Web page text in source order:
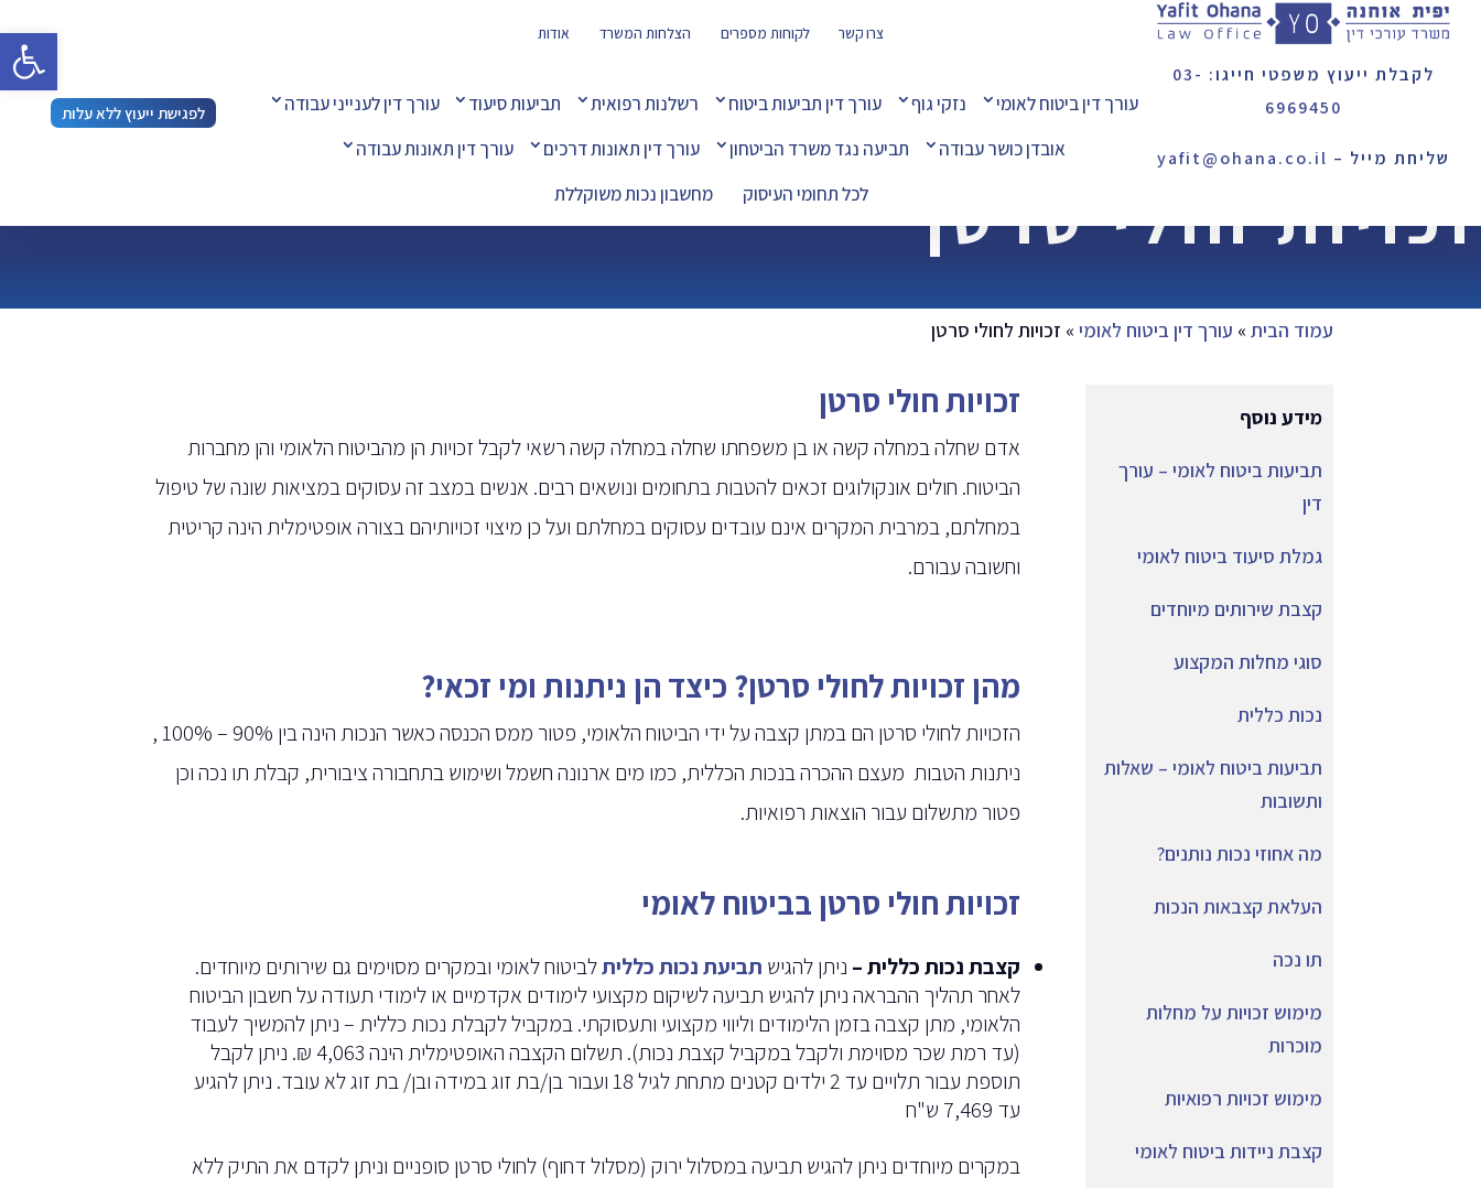
לפגישת ייעוץ ללא עלות
צרו קשר לקוחות מספרים הצלחות המשרד אודות
עורך דין ביטוח לאומי נזקי גוף עורך דין תביעות ביטוח רשלנות רפואית תביעות סיעוד
עורך דין לענייני עבודה
אובדן כושר עבודה
תביעה נגד משרד הביטחון עורך דין תאונות דרכים
עורך דין תאונות עבודה
לכל תחומי העיסוק
מחשבון נכות משוקללת
לקבלת ייעוץ משפטי חייגו: 03-
6969450
שליחת מייל – yafit@ohana.co.il
זכויות חולי סרטן
עמוד הבית » עורך דין ביטוח לאומי » זכויות לחולי סרטן
זכויות חולי סרטן
אדם שחלה במחלה קשה או בן משפחתו שחלה במחלה קשה רשאי לקבל זכויות הן מהביטוח הלאומי והן מחברות
הביטוח. חולים אונקולוגים זכאים להטבות בתחומים ונושאים רבים. אנשים במצב זה עסוקים במציאות שונה של טיפול
במחלתם, במרבית המקרים אינם עובדים עסוקים במחלתם ועל כן מיצוי זכויותיהם בצורה אופטימלית הינה קריטית
וחשובה עבורם.
מהן זכויות לחולי סרטן? כיצד הן ניתנות ומי זכאי?
הזכויות לחולי סרטן הם במתן קצבה על ידי הביטוח הלאומי, פטור ממס הכנסה כאשר הנכות הינה בין 90% – 100% ,
ניתנות הטבות מעצם ההכרה בנכות הכללית, כמו מים ארנונה חשמל ושימוש בתחבורה ציבורית, קבלת תו נכה וכן
פטור מתשלום עבור הוצאות רפואיות.
זכויות חולי סרטן בביטוח לאומי
קצבת נכות כללית – ניתן להגיש תביעת נכות כלליתלביטוח לאומי ובמקרים מסוימים גם שירותים מיוחדים.
לאחר תהליך ההבראה ניתן להגיש תביעה לשיקום מקצועי לימודים אקדמיים או לימודי תעודה על חשבון הביטוח
הלאומי, מתן קצבה בזמן הלימודים וליווי מקצועי ותעסוקתי. במקביל לקבלת נכות כללית – ניתן להמשיך לעבוד
(עד רמת שכר מסוימת ולקבל במקביל קצבת נכות). תשלום הקצבה האופטימלית הינה 4,063 ₪. ניתן לקבל
תוספת עבור תלויים עד 2 ילדים קטנים מתחת לגיל 18 ועבור בן/בת זוג במידה ובן/ בת זוג לא עובד. ניתן להגיע
עד 7,469 ש"ח
במקרים מיוחדים ניתן להגיש תביעה במסלול ירוק (מסלול דחוף) לחולי סרטן סופניים וניתן לקדם את התיק ללא
מידע נוסף
תביעות ביטוח לאומי – עורך
דין
גמלת סיעוד ביטוח לאומי
קצבת שירותים מיוחדים
סוגי מחלות המקצוע
נכות כללית
תביעות ביטוח לאומי – שאלות
ותשובות
מה אחוזי נכות נותנים?
העלאת קצבאות הנכות
תו נכה
מימוש זכויות על מחלות
מוכרות
מימוש זכויות רפואיות
קצבת ניידות ביטוח לאומי